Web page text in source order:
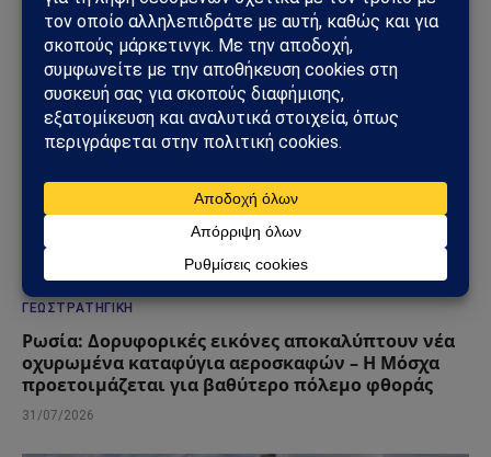
ΓΕΩΣΤΡΑΤΗΓΙΚΉ
Ρωσία: Δορυφορικές εικόνες αποκαλύπτουν νέα
οχυρωμένα καταφύγια αεροσκαφών – Η Μόσχα
προετοιμάζεται για βαθύτερο πόλεμο φθοράς
31/07/2026